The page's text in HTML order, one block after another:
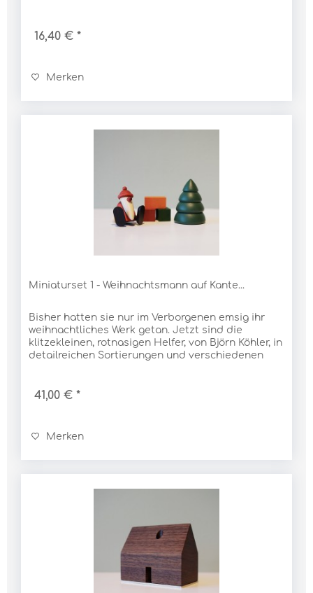
16,40 € *
Merken
Miniaturset 1 - Weihnachtsmann auf Kante...
Bisher hatten sie nur im Verborgenen emsig ihr
weihnachtliches Werk getan. Jetzt sind die
klitzekleinen, rotnasigen Helfer, von Björn Köhler, in
detailreichen Sortierungen und verschiedenen
41,00 € *
Merken